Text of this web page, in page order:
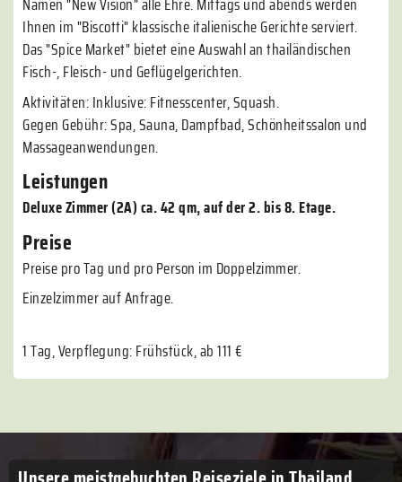
Ihnen im "Biscotti" klassische italienische Gerichte serviert.
Das "Spice Market" bietet eine Auswahl an thailändischen
Fisch-, Fleisch- und Geflügelgerichten.
Aktivitäten: Inklusive: Fitnesscenter, Squash.
Gegen Gebühr: Spa, Sauna, Dampfbad, Schönheitssalon und
Massageanwendungen.
Leistungen
Deluxe Zimmer (2A) ca. 42 qm, auf der 2. bis 8. Etage.
Preise
Preise pro Tag und pro Person im Doppelzimmer.
Einzelzimmer auf Anfrage.
1 Tag, Verpflegung: Frühstück, ab 111 €